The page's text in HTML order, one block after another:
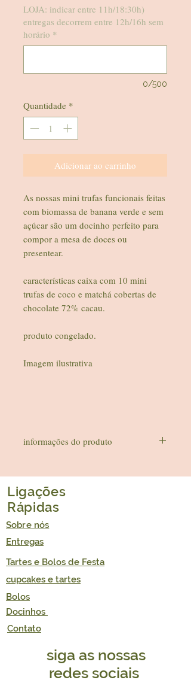
LOJA: indicar entre 11h/18:30h)
entregas decorrem entre 12h/16h sem
horário *
0/500
Quantidade *
Adicionar ao carrinho
As nossas mini trufas funcionais feitas
com biomassa de banana verde e sem
açúcar são um docinho perfeito para
compor a mesa de doces ou
presentear.
características caixa com 10 mini
trufas de coco e matchá cobertas de
chocolate 72% cacau.
produto congelado.
Imagem ilustrativa
informações do produto
LACTICÍNIOS|VEGAN|SEM AÇÚCAR
ADICIONADO NA RECEITA
Ingredientes: biomassa de banana verde,
coco ralado 100%, bebida de coco,
chocolate 72% cacau, matchá, agave.
Ligações
Rápidas
Sobre nós
Entregas
Tartes e Bolos de Festa
cupcakes e tartes
Bolos
Docinhos
Contato
siga as nossas
redes sociais